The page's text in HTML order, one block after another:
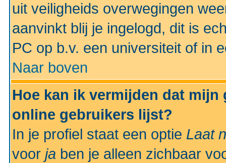
uit veiligheids overwegingen
aanvinkt blij je ingelogd, dit is
PC op b.v. een universiteit of in
Naar boven
Hoe kan ik vermijden dat
online gebruikers lijst?
In je profiel staat een optie Laat
voor ja ben je alleen zichbaar